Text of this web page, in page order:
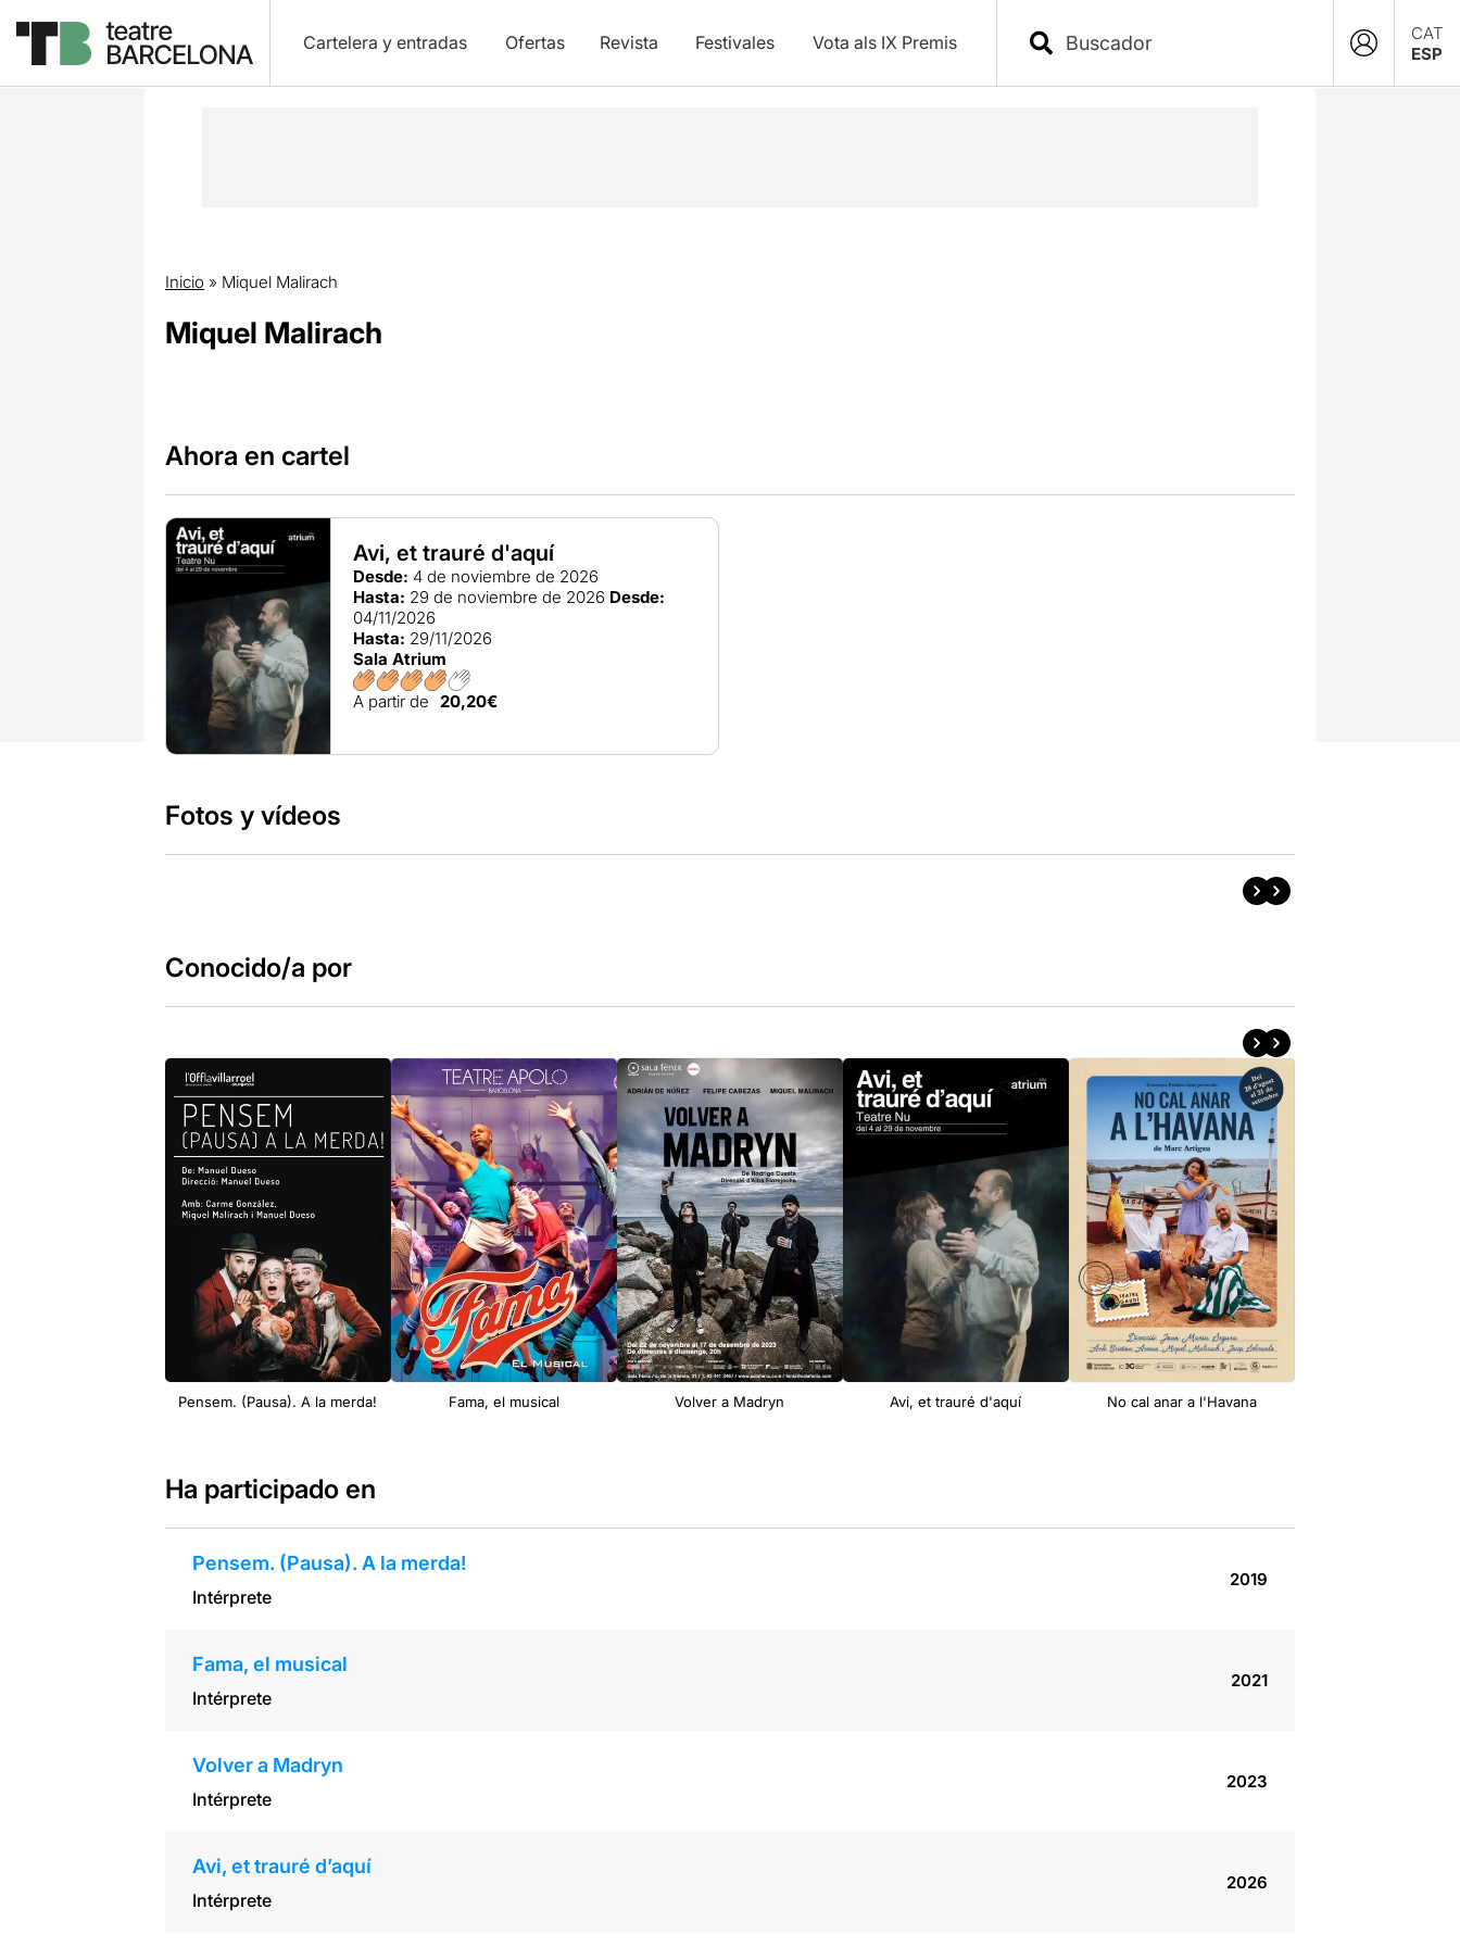
Cartelera y entradas Ofertas Revista Festivales Vota als IX Premis
CAT
ESP
Inicio » Miquel Malirach
Miquel Malirach
Ahora en cartel
Avi, et trauré d'aquí
Desde: 4 de noviembre de 2026
Hasta: 29 de noviembre de 2026 Desde:
04/11/2026
Hasta: 29/11/2026
Sala Atrium
A partir de 20,20€
Fotos y vídeos
Conocido/a por
Pensem. (Pausa). A la merda! Fama, el musical Volver a Madryn Avi, et trauré d'aquí No cal anar a l'Havana
Ha participado en
Pensem. (Pausa). A la merda!
Intérprete
2019
Fama, el musical
Intérprete
2021
Volver a Madryn
Intérprete
2023
Avi, et trauré d’aquí
Intérprete
2026